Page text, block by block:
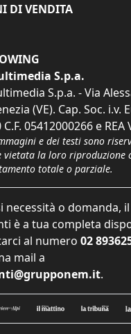
DI VENDITA
S.p.a.
S.p.a. - Via
(VE). Cap. Soc. i.v.
05412000266 e REA
e dei testi sono
vietata la loro riproduzione
totale o parziale.
necessità o domanda,
è a tua completa
al numero 02
mail a
.